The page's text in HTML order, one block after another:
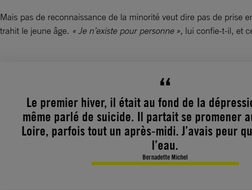
Mais pas de reconnaissance de la minorité veut dire pas de prise
trahit le jeune âge. « Je n’existe pour personne », lui confie-t-il, et
Le premier hiver, il était au fond de la
même parlé de suicide. Il partait se promener
Loire, parfois tout un après-midi. J’avais peur
l’eau.
Bernadette Michel